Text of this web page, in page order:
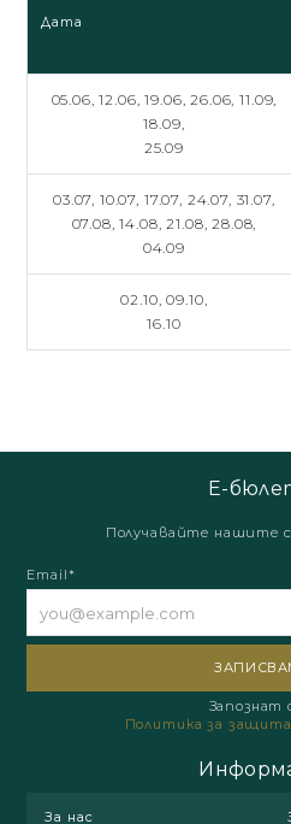
Дата
05.06,12.06,19.06,26.06,11.09,
18.09,
25.09
03.07, 10.07, 17.07, 24.07, 31.07,
07.08,14.08,21.08,28.08,
04.09
02.10,09.10,
16.10
Е-
Получавайте нашите
Email*
Запознат
Политика за
За нас